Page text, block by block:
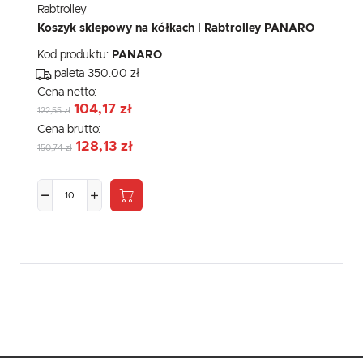
Rabtrolley
Koszyk sklepowy na kółkach | Rabtrolley PANARO
Kod produktu: PANARO
paleta 350.00 zł
Cena netto:
122,55 zł 104,17 zł
Cena brutto:
150,74 zł 128,13 zł